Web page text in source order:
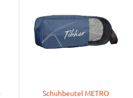
Schuhbeutel METRO